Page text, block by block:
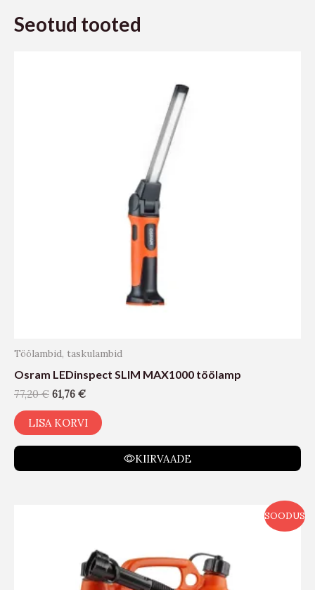
Seotud tooted
Töölambid, taskulambid
Osram LEDinspect SLIM MAX1000 töölamp
77,20€ 61,76 €
LISA KORVI
KIIRVAADE
SOODUS